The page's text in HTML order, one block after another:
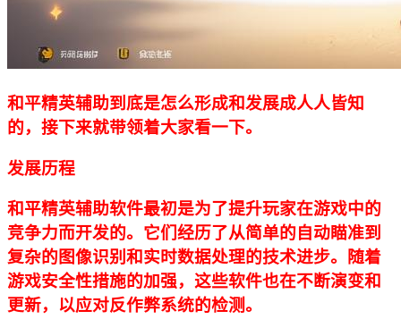
和平精英辅助到底是怎么形成和发展成人人皆知
的，接下来就带领着大家看一下。
发展历程
和平精英辅助软件最初是为了提升玩家在游戏中的
竞争力而开发的。它们经历了从简单的自动瞄准到
复杂的图像识别和实时数据处理的技术进步。随着
游戏安全性措施的加强，这些软件也在不断演变和
更新，以应对反作弊系统的检测。